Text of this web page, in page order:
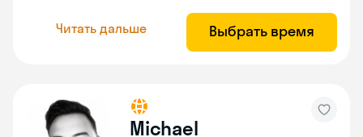
Читать дальше Выбрать время
Michael